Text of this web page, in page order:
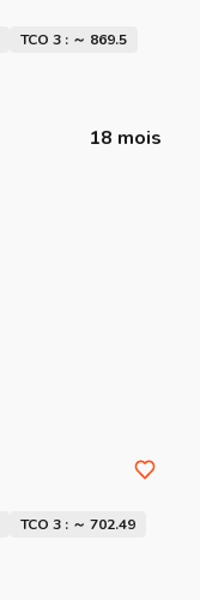
TCO 3 : ～ 869.5
18 mois
TCO 3 : ～ 702.49